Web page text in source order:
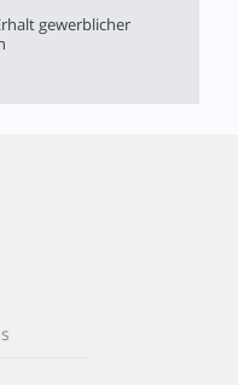
gewerblicher